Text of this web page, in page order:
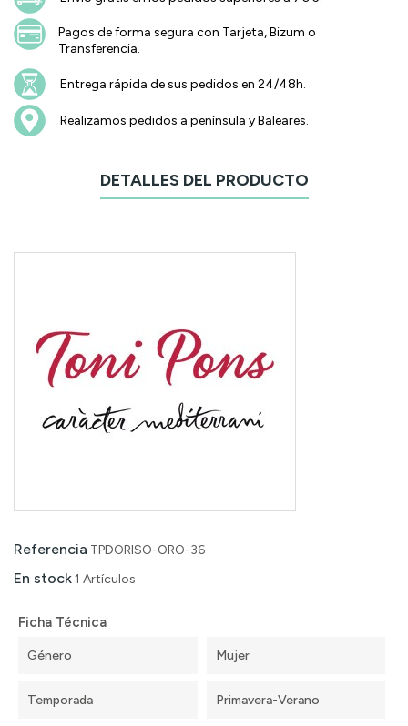
Pagos de forma segura con Tarjeta, Bizum o
Transferencia.
Entrega rápida de sus pedidos en 24/48h.
Realizamos pedidos a península y Baleares.
DETALLES DEL PRODUCTO
Referencia TPDORISO-ORO-36
En stock1 Artículos
Ficha Técnica
Género Mujer
Temporada Primavera-Verano